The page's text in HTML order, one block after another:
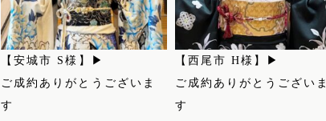
【安城市 S様】▶
ご成約ありがとうございま
す
【西尾市 H様】▶
ご成約ありがとうございま
す